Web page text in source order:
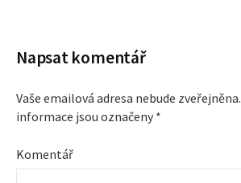
v
i
g
a
Napsat komentář
Vaše emailová adresa nebude zveřejněna.
informace jsou označeny *
Komentář